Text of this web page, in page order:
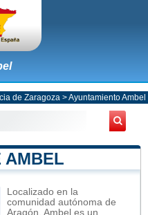
de Zaragoza >Ayuntamiento Ambel
AMBEL
Localizado en la
comunidad autónoma de
Aragón, Ambel es un